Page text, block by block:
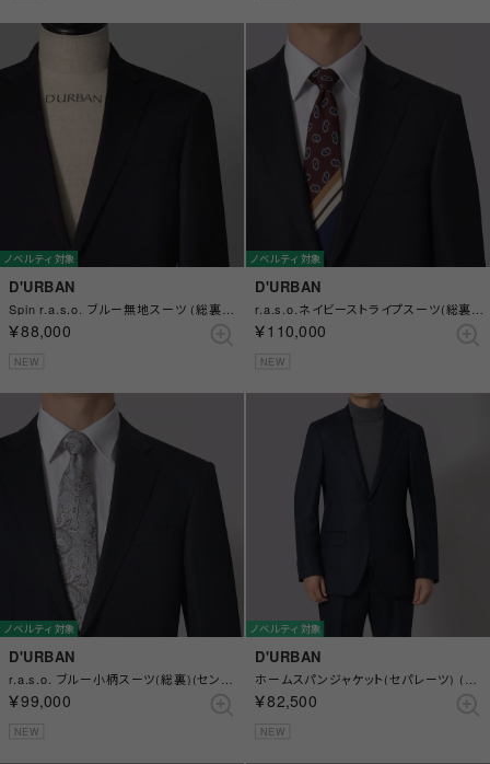
ノベルティ対象
D'URBAN
￥88,000
NEW
ノベルティ対象
D'URBAN
￥110,000
NEW
ノベルティ対象
D'URBAN
￥99,000
NEW
ノベルティ対象
D'URBAN
￥82,500
NEW